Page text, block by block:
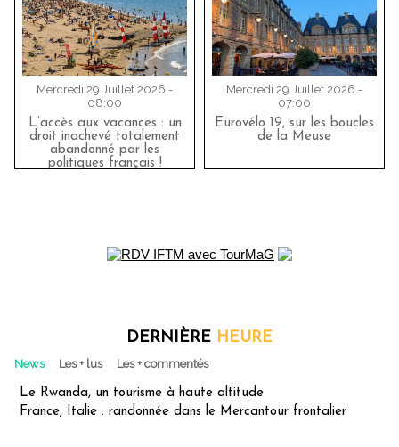
Mercredi 29 Juillet 2026 -
08:00
L’accès aux vacances : un
droit inachevé totalement
abandonné par les
politiques français !
Mercredi 29 Juillet 2026 -
07:00
Eurovélo 19, sur les boucles
de la Meuse
DERNIÈRE HEURE
News Les + lus Les + commentés
Le Rwanda, un tourisme à haute altitude
France, Italie : randonnée dans le Mercantour frontalier